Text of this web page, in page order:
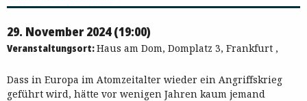
29. November 2024 (19:00)
Veranstaltungsort:Haus am Dom, Domplatz 3, Frankfurt ,
Dass in Europa im Atomzeitalter wieder ein Angriffskrieg
geführt wird, hätte vor wenigen Jahren kaum jemand